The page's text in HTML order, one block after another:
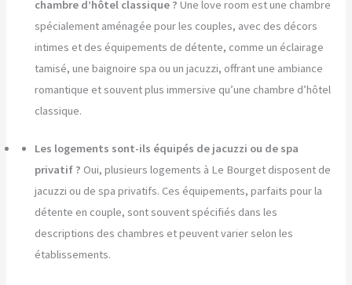
chambre d’hôtel classique ? Une love room est une chambre
spécialement aménagée pour les couples, avec des décors
intimes et des équipements de détente, comme un éclairage
tamisé, une baignoire spa ou un jacuzzi, offrant une ambiance
romantique et souvent plus immersive qu’une chambre d’hôtel
classique.
Les logements sont-ils équipés de jacuzzi ou de spa
privatif ? Oui, plusieurs logements à Le Bourget disposent de
jacuzzi ou de spa privatifs. Ces équipements, parfaits pour la
détente en couple, sont souvent spécifiés dans les
descriptions des chambres et peuvent varier selon les
établissements.